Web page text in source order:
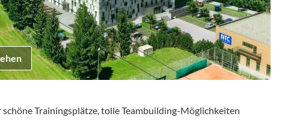
schöne Trainingsplätze, tolle Teambuilding-Möglichkeiten